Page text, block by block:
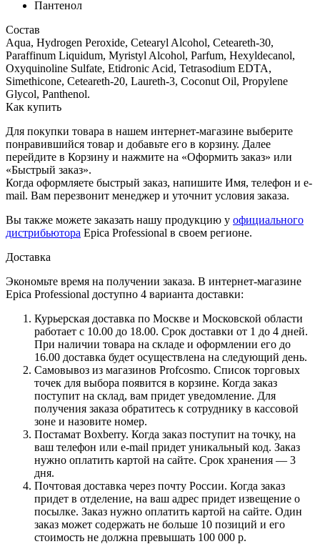
Пантенол
Состав
Aqua, Hydrogen Peroxide, Cetearyl Alcohol, Ceteareth-30,
Paraffinum Liquidum, Myristyl Alcohol, Parfum, Hexyldecanol,
Oxyquinoline Sulfate, Etidronic Acid, Tetrasodium EDTA,
Simethicone, Ceteareth-20, Laureth-3, Coconut Oil, Propylene
Glycol, Panthenol.
Как купить
Для покупки товара в нашем интернет-магазине выберите
понравившийся товар и добавьте его в корзину. Далее
перейдите в Корзину и нажмите на «Оформить заказ» или
«Быстрый заказ».
Когда оформляете быстрый заказ, напишите Имя, телефон и e-
mail. Вам перезвонит менеджер и уточнит условия заказа.
Вы также можете заказать нашу продукцию у официального
дистрибьютора Epica Professional в своем регионе.
Доставка
Экономьте время на получении заказа. В интернет-магазине
Epica Professional доступно 4 варианта доставки:
Курьерская доставка по Москве и Московской области
работает с 10.00 до 18.00. Срок доставки от 1 до 4 дней.
При наличии товара на складе и оформлении его до
16.00 доставка будет осуществлена на следующий день.
Самовывоз из магазинов Profcosmo. Список торговых
точек для выбора появится в корзине. Когда заказ
поступит на склад, вам придет уведомление. Для
получения заказа обратитесь к сотруднику в кассовой
зоне и назовите номер.
Постамат Boxberry. Когда заказ поступит на точку, на
ваш телефон или e-mail придет уникальный код. Заказ
нужно оплатить картой на сайте. Срок хранения — 3
дня.
Почтовая доставка через почту России. Когда заказ
придет в отделение, на ваш адрес придет извещение о
посылке. Заказ нужно оплатить картой на сайте. Один
заказ может содержать не больше 10 позиций и его
стоимость не должна превышать 100 000 р.